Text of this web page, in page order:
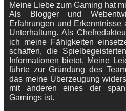
Meine Liebe zum Gaming hat
Als Blogger und
Erfahrungen und
Unterhaltung. Als
ich meine Fähigkeiten
schaffen, die
Informationen bietet. Meine
führte zur Gründung des
das meine Überzeugung
mit anderen eines der
Gamings ist.